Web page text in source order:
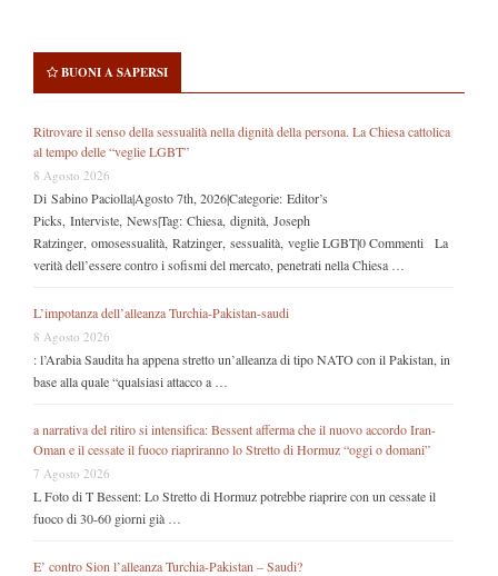
BUONI A SAPERSI
Ritrovare il senso della sessualità nella dignità della persona. La Chiesa cattolica
al tempo delle “veglie LGBT”
8 Agosto 2026
Di Sabino Paciolla|Agosto 7th, 2026|Categorie: Editor’s
Picks, Interviste, News|Tag: Chiesa, dignità, Joseph
Ratzinger, omosessualità, Ratzinger, sessualità, veglie LGBT|0 Commenti La
verità dell’essere contro i sofismi del mercato, penetrati nella Chiesa …
L’impotanza dell’alleanza Turchia-Pakistan-saudi
8 Agosto 2026
: l’Arabia Saudita ha appena stretto un’alleanza di tipo NATO con il Pakistan, in
base alla quale “qualsiasi attacco a …
a narrativa del ritiro si intensifica: Bessent afferma che il nuovo accordo Iran-
Oman e il cessate il fuoco riapriranno lo Stretto di Hormuz “oggi o domani”
7 Agosto 2026
L Foto di T Bessent: Lo Stretto di Hormuz potrebbe riaprire con un cessate il
fuoco di 30-60 giorni già …
E’ contro Sion l’alleanza Turchia-Pakistan – Saudi?